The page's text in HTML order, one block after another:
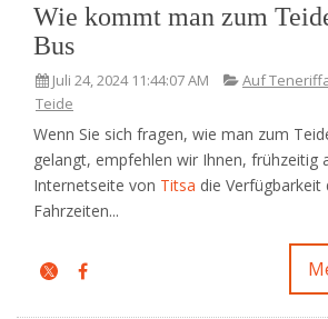
Wie kommt man zum
Bus
Juli 24, 2024 11:44:07 AM
Auf
Teide
Wenn Sie sich fragen, wie man zum
gelangt, empfehlen wir Ihnen, frühzeitig
Internetseite von Titsa die Verfügbarkeit
Fahrzeiten...